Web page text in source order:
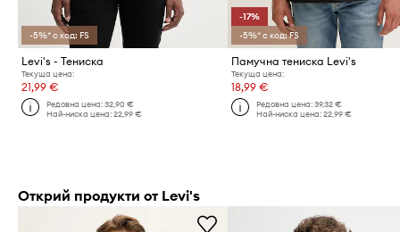
-5%* с код: FS
Levi's - Тениска
Текуща цена:
21,99 €
Редовна цена:32,90 €
Най-ниска цена:22,99 €
-17%
-5%* с код: FS
Памучна тениска Levi's
Текуща цена:
18,99 €
Редовна цена: 39,32 €
Най-ниска цена: 22,99 €
Открий продукти от Levi's